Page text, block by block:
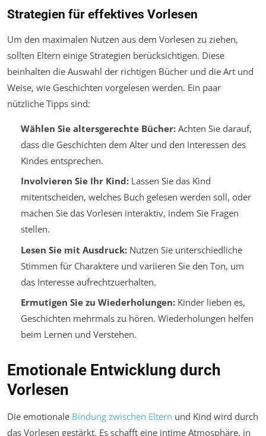
Strategien für effektives Vorlesen
Um den maximalen Nutzen aus dem Vorlesen zu ziehen,
sollten Eltern einige Strategien berücksichtigen. Diese
beinhalten die Auswahl der richtigen Bücher und die Art und
Weise, wie Geschichten vorgelesen werden. Ein paar
nützliche Tipps sind:
Wählen Sie altersgerechte Bücher:Achten Sie darauf,
dass die Geschichten dem Alter und den Interessen des
Kindes entsprechen.
Involvieren Sie Ihr Kind:Lassen Sie das Kind
mitentscheiden, welches Buch gelesen werden soll, oder
machen Sie das Vorlesen interaktiv, indem Sie Fragen
stellen.
Lesen Sie mit Ausdruck:Nutzen Sie unterschiedliche
Stimmen für Charaktere und variieren Sie den Ton, um
das Interesse aufrechtzuerhalten.
Ermutigen Sie zu Wiederholungen:Kinder lieben es,
Geschichten mehrmals zu hören. Wiederholungen helfen
beim Lernen und Verstehen.
Emotionale Entwicklung durch
Vorlesen
Die emotionale Bindung zwischen Eltern und Kind wird durch
das Vorlesen gestärkt. Es schafft eine intime Atmosphäre, in